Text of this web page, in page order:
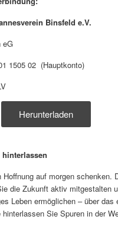
Binsfeld e.V.
eG
1505 02 (Hauptkonto)
Herunterladen
auf morgen schenken.
die Zukunft aktiv mitgestalten
Leben ermöglichen – über das
Sie Spuren in der